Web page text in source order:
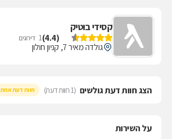
קסידי בוטיק
(
4.4
)
1 דירוגים
גולדה מאיר 7, קניון חולון
הצג חוות דעת גולשים (1 חוות דעת) חוות דעת אחת
על השירות